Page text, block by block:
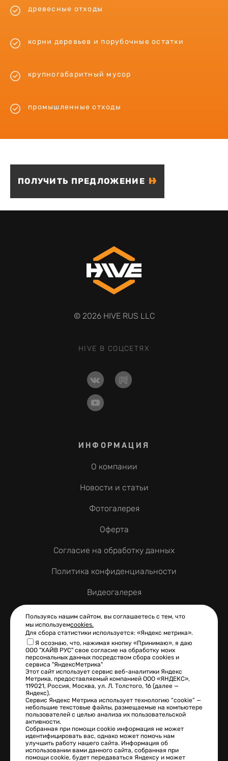
древесные отходы
корни деревьев и порубочные остатки
крупногабаритный мусор
промышленные отходы
ПОЛУЧИТЬ ПРЕДЛОЖЕНИЕ
© 2026 HIVE RUS LLC
HIVE В СОЦСЕТЯХ
ИНФОРМАЦИЯ
О компании
Новости и статьи
Фотогалерея
Оферта
Согласие на обработку данных
Политика конфиденциальности
Видеогалерея
Контакты
КОНТАКТНАЯ ИНФОРМАЦИЯ
+7 (495) 925-13-47
108814 г. Москва, Калужское ш., 24-й км, д.1, стр. 1
Сайт разработан в
Пользуясь нашим сайтом, вы соглашаетесь с тем, что
мы используемcookies.
Для сбора статистики используется: «Яндекс метрика».
Я осознаю, что, нажимая кнопку «Принимаю», я даю
ООО "ХАЙВ РУС" свое согласие на обработку моих
персональных данных посредством сбора cookies и
сервиса "ЯндексМетрика"
Этот сайт использует сервис веб-аналитики Яндекс
Метрика, предоставляемый компанией ООО «ЯНДЕКС»,
119021, Россия, Москва, ул. Л. Толстого, 16 (далее —
Яндекс).
Сервис Яндекс Метрика использует технологию “cookie” —
небольшие текстовые файлы, размещаемые на компьютере
пользователей с целью анализа их пользовательской
активности.
Собранная при помощи cookie информация не может
идентифицировать вас, однако может помочь нам
улучшить работу нашего сайта. Информация об
использовании вами данного сайта, собранная при
помощи cookie, будет передаваться Яндексу и может